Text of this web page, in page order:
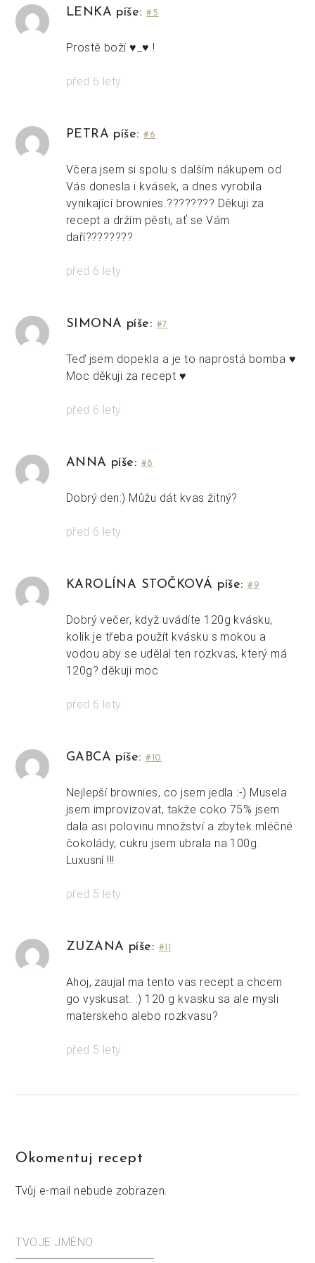
LENKA píše:#5
Prostě boží ♥_♥ !
před 6 lety
PETRA píše:#6
Včera jsem si spolu s dalším nákupem od
Vás donesla i kvásek, a dnes vyrobila
vynikající brownies.???????? Děkuji za
recept a držím pěsti, ať se Vám
daří????????
před 6 lety
SIMONA píše: #7
Teď jsem dopekla a je to naprostá bomba ♥️
Moc děkuji za recept ♥️
před 6 lety
ANNA píše: #8
Dobrý den:) Můžu dát kvas žitný?
před 6 lety
KAROLÍNA STOČKOVÁ píše:#9
Dobrý večer, když uvádíte 120g kvásku,
kolik je třeba použít kvásku s mokou a
vodou aby se udělal ten rozkvas, který má
120g? děkuji moc
před 6 lety
GABCA píše:#10
Nejlepší brownies, co jsem jedla :-) Musela
jsem improvizovat, takže coko 75% jsem
dala asi polovinu množství a zbytek mléčné
čokolády, cukru jsem ubrala na 100g.
Luxusní !!!
před 5 lety
ZUZANA píše: #11
Ahoj, zaujal ma tento vas recept a chcem
go vyskusat. :) 120 g kvasku sa ale mysli
materskeho alebo rozkvasu?
před 5 lety
Okomentuj recept
Tvůj e-mail nebude zobrazen.
TVOJE JMÉNO